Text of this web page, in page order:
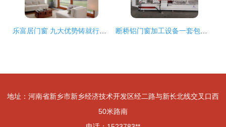
地址：河南省新乡市新乡经济技术开发区经二路与新长北线交叉口西
50米路南